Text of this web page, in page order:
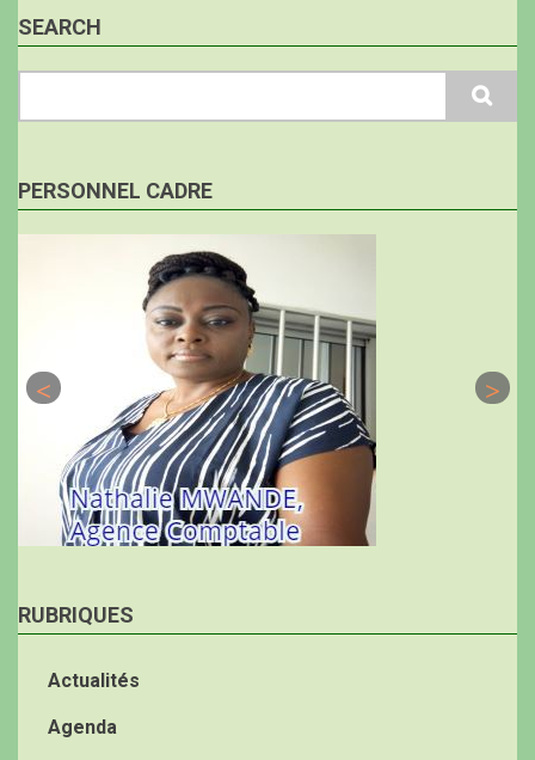
SEARCH
PERSONNEL CADRE
RUBRIQUES
Actualités
Agenda